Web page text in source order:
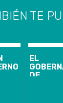
TE
EL
DE